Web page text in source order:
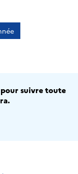
suivre toute